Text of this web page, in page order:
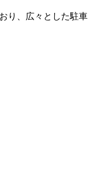
り、広々とした駐車